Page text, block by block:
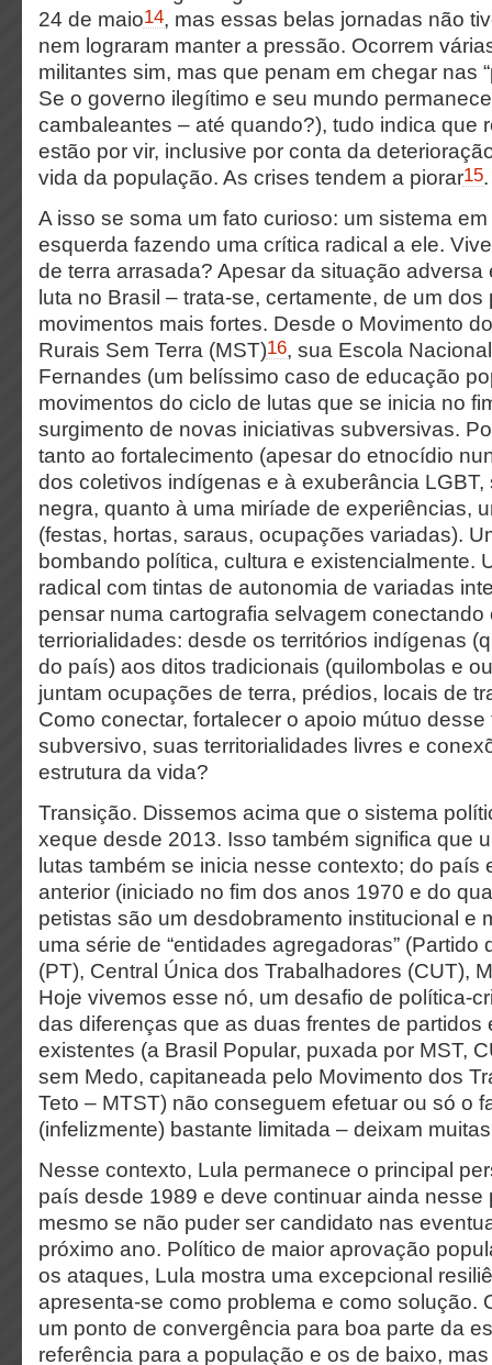
24 de maio14, mas essas belas jornadas não
nem lograram manter a pressão. Ocorrem
militantes sim, mas que penam em chegar nas
Se o governo ilegítimo e seu mundo
cambaleantes – até quando?), tudo indica que
estão por vir, inclusive por conta da
vida da população. As crises tendem a piorar15.
A isso se soma um fato curioso: um sistema
esquerda fazendo uma crítica radical a ele.
de terra arrasada? Apesar da situação adversa
luta no Brasil – trata-se, certamente, de um
movimentos mais fortes. Desde o Movimento
Rurais Sem Terra (MST)16, sua Escola
Fernandes (um belíssimo caso de educação
movimentos do ciclo de lutas que se inicia no
surgimento de novas iniciativas subversivas.
tanto ao fortalecimento (apesar do etnocídio
dos coletivos indígenas e à exuberância
negra, quanto à uma miríade de experiências,
(festas, hortas, saraus, ocupações variadas).
bombando política, cultura e existencialmente.
radical com tintas de autonomia de variadas
pensar numa cartografia selvagem conectando
terriorialidades: desde os territórios indígenas
do país) aos ditos tradicionais (quilombolas e
juntam ocupações de terra, prédios, locais de
Como conectar, fortalecer o apoio mútuo
subversivo, suas territorialidades livres e
estrutura da vida?
Transição. Dissemos acima que o sistema
xeque desde 2013. Isso também significa que
lutas também se inicia nesse contexto; do país
anterior (iniciado no fim dos anos 1970 e do
petistas são um desdobramento institucional e
uma série de “entidades agregadoras” (Partido
(PT), Central Única dos Trabalhadores (CUT),
Hoje vivemos esse nó, um desafio de política-
das diferenças que as duas frentes de partidos
existentes (a Brasil Popular, puxada por MST,
sem Medo, capitaneada pelo Movimento dos
Teto – MTST) não conseguem efetuar ou só o
(infelizmente) bastante limitada – deixam
Nesse contexto, Lula permanece o principal
país desde 1989 e deve continuar ainda nesse
mesmo se não puder ser candidato nas
próximo ano. Político de maior aprovação
os ataques, Lula mostra uma excepcional
apresenta-se como problema e como solução.
um ponto de convergência para boa parte da
referência para a população e os de baixo,